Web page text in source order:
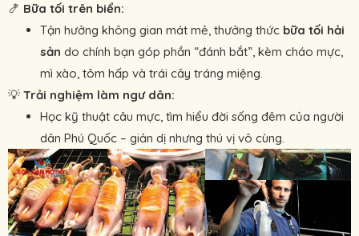
🍤 Bữa tối trên biển:
Tận hưởng không gian mát mẻ, thưởng thức bữa tối hải
sản do chính bạn góp phần “đánh bắt”, kèm cháo mực,
mì xào, tôm hấp và trái cây tráng miệng.
💡 Trải nghiệm làm ngư dân:
Học kỹ thuật câu mực, tìm hiểu đời sống đêm của người
dân Phú Quốc – giản dị nhưng thú vị vô cùng.